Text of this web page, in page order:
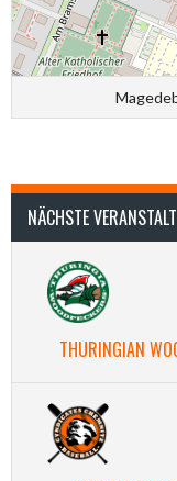
NÄCHSTE
THURINGIAN